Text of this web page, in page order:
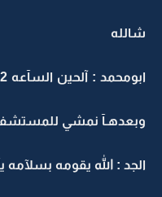
شالله
وبعدهـآ نمشي
الجد : الله يقومه